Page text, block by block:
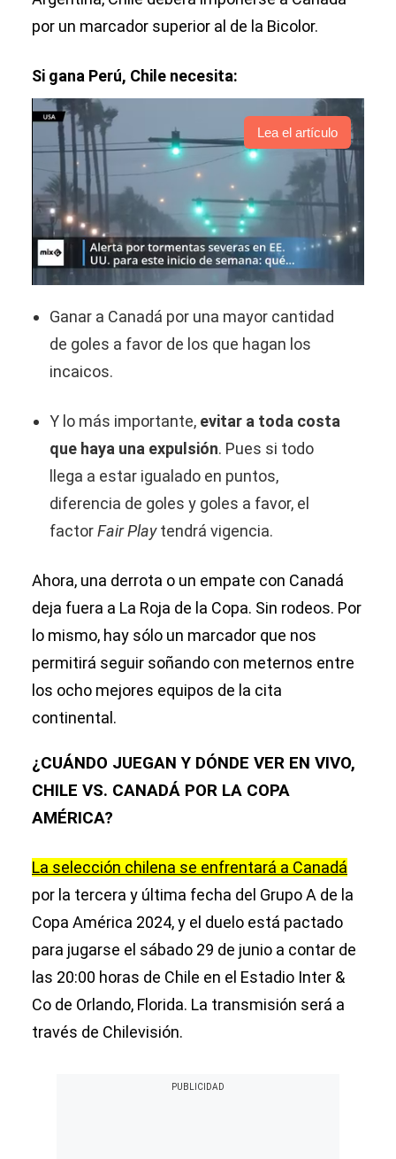
por un marcador superior al de la Bicolor.
Si gana Perú, Chile necesita:
Lea el artículo
Ganar a Canadá por una mayor cantidad
de goles a favor de los que hagan los
incaicos.
Y lo más importante, evitar a toda costa
que haya una expulsión. Pues si todo
llega a estar igualado en puntos,
diferencia de goles y goles a favor, el
factorFair Playtendrá vigencia.
Ahora, una derrota o un empate con Canadá
deja fuera a La Roja de la Copa. Sin rodeos. Por
lo mismo, hay sólo un marcador que nos
permitirá seguir soñando con meternos entre
los ocho mejores equipos de la cita
continental.
¿CUÁNDO JUEGAN Y DÓNDE VER EN VIVO,
CHILE VS. CANADÁ POR LA COPA
AMÉRICA?
La selección chilena se enfrentará a Canadá
por la tercera y última fecha del Grupo A de la
Copa América 2024, y el duelo está pactado
para jugarse el sábado 29 de junio a contar de
las 20:00 horas de Chile en el Estadio Inter &
Co de Orlando, Florida. La transmisión será a
través de Chilevisión.